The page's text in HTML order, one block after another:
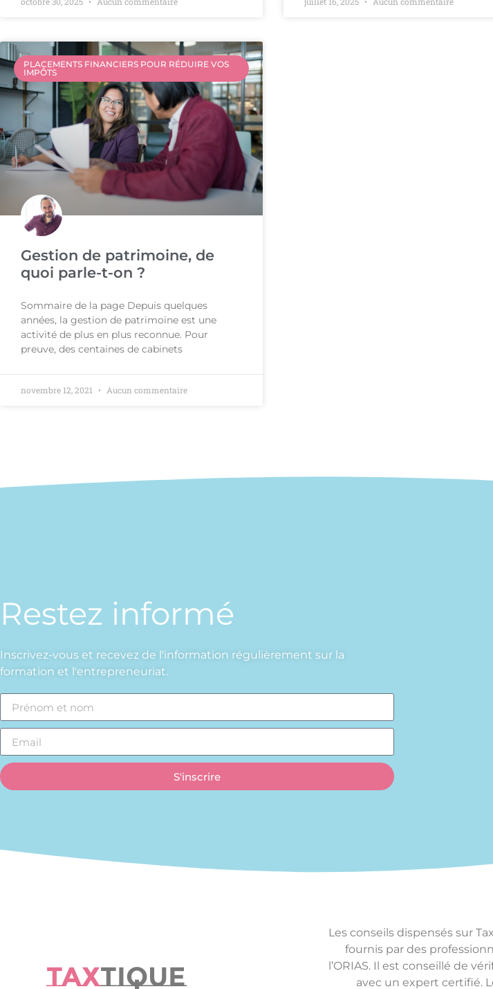
PLACEMENTS FINANCIERS POUR RÉDUIRE VOS
IMPÔTS
Gestion de patrimoine, de
quoi parle-t-on ?
Sommaire de la page Depuis quelques
années, la gestion de patrimoine est une
activité de plus en plus reconnue. Pour
preuve, des centaines de cabinets
novembre 12, 2021 Aucun commentaire
Restez informé
Inscrivez-vous et recevez de l'information régulièrement sur la
formation et l'entrepreneuriat.
S'inscrire
TAXTIQUE
Les conseils dispensés sur
fournis par des
l’ORIAS. Il est conseillé de
avec un expert certifié.